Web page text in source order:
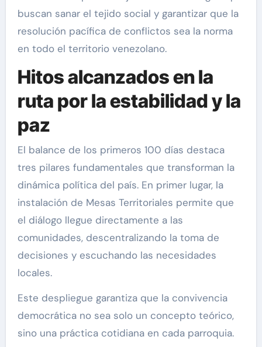
buscan sanar el tejido social y garantizar que la
resolución pacífica de conflictos sea la norma
en todo el territorio venezolano.
Hitos alcanzados en la
ruta por la estabilidad y la
paz
El balance de los primeros 100 días destaca
tres pilares fundamentales que transforman la
dinámica política del país. En primer lugar, la
instalación de Mesas Territoriales permite que
el diálogo llegue directamente a las
comunidades, descentralizando la toma de
decisiones y escuchando las necesidades
locales.
Este despliegue garantiza que la convivencia
democrática no sea solo un concepto teórico,
sino una práctica cotidiana en cada parroquia.